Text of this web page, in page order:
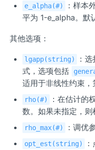
e_alpha(#)
：样本
平为 1-e_alpha。默
其他选项：
lgapp(string)
：
式，选项包括
适用于非线性约束，
rho(#)
：在估计的
数。如果未指定，则
rho_max(#) ：调优
opt_est(string)